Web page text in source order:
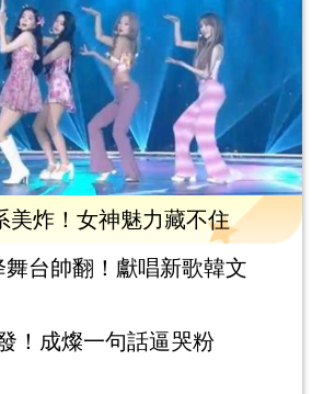
美炸！女神魅力藏不住
台帥翻！獻唱新歌韓文
！成燦一句話逼哭粉